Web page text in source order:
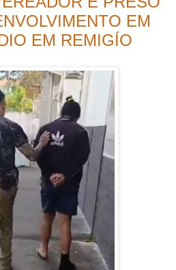
EM
EM REMIGÍO